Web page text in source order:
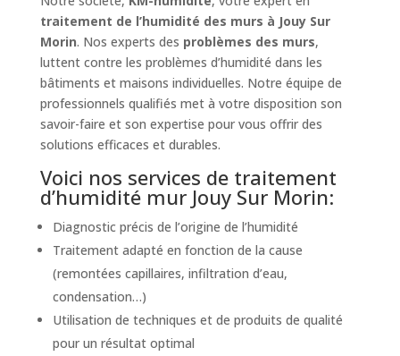
traitement de l’humidité des murs à Jouy Sur
Morin. Nos experts des problèmes des murs,
luttent contre les problèmes d’humidité dans les
bâtiments et maisons individuelles. Notre équipe de
professionnels qualifiés met à votre disposition son
savoir-faire et son expertise pour vous offrir des
solutions efficaces et durables.
Voici nos services de traitement
d’humidité mur Jouy Sur Morin:
Diagnostic précis de l’origine de l’humidité
Traitement adapté en fonction de la cause
(remontées capillaires, infiltration d’eau,
condensation…)
Utilisation de techniques et de produits de qualité
pour un résultat optimal